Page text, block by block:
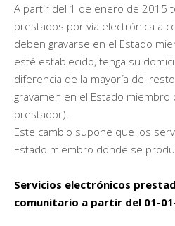
A partir del 1 de enero de 2015
prestados por vía electrónica a
deben gravarse en el Estado
esté establecido, tenga su
diferencia de la mayoría del
gravamen en el Estado
prestador).
Este cambio supone que los
Estado miembro donde se
Servicios electrónicos
comunitario a partir del 01-